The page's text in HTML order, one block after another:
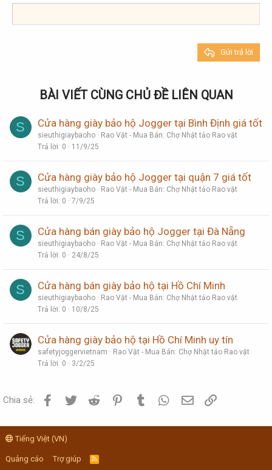
18
22
Tahoma
Times New Roman
Gửi trả lời
BÀI VIẾT CÙNG CHỦ ĐỀ LIÊN QUAN
S Cửa hàng giày bảo hộ Jogger tại Bình Định giá tốt
sieuthigiaybaoho
Rao Vặt - Mua Bán: Chợ Nhật tảo Rao vặt
Trả lời 0 11/9/25
S Cửa hàng giày bảo hộ Jogger tại quận 7 giá tốt
sieuthigiaybaoho
Rao Vặt - Mua Bán: Chợ Nhật tảo Rao vặt
Trả lời 0 7/9/25
S Cửa hàng bán giày bảo hộ Jogger tại Đà Nẵng
sieuthigiaybaoho
Rao Vặt - Mua Bán: Chợ Nhật tảo Rao vặt
Trả lời 0 24/8/25
S Cửa hàng bán giày bảo hộ tại Hồ Chí Minh
sieuthigiaybaoho
Rao Vặt - Mua Bán: Chợ Nhật tảo Rao vặt
Trả lời 0 10/8/25
Cửa hàng giày bảo hộ tại Hồ Chí Minh uy tín
safetyjoggervietnam
Rao Vặt - Mua Bán: Chợ Nhật tảo Rao vặt
Trả lời 0 3/2/25
Chia sẻ: Facebook
Twitter Reddit PinterestTumblr WhatsApp
Email
Tiếng Việt (VN)
Quảng cáo Trợ giúp
R
S